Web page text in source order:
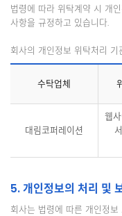
법령에 따라 위탁계약 시 개
사항을 규정하고 있습니다.
회사의 개인정보 위탁처리
수탁업체
대림코퍼레이션
웹
5. 개인정보의 처리 및
회사는 법령에 따른 개인정